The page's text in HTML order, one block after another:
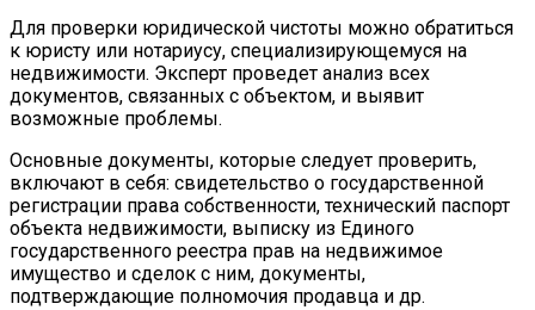
Для проверки юридической чистоты можно обратиться
к юристу или нотариусу, специализирующемуся на
недвижимости. Эксперт проведет анализ всех
документов, связанных с объектом, и выявит
возможные проблемы.
Основные документы, которые следует проверить,
включают в себя: свидетельство о государственной
регистрации права собственности, технический паспорт
объекта недвижимости, выписку из Единого
государственного реестра прав на недвижимое
имущество и сделок с ним, документы,
подтверждающие полномочия продавца и др.